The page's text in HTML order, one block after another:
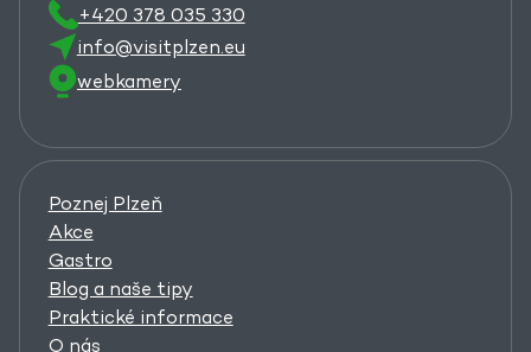
+420 378 035 330
info@visitplzen.eu
webkamery
Poznej Plzeň
Akce
Gastro
Blog a naše tipy
Praktické informace
O nás